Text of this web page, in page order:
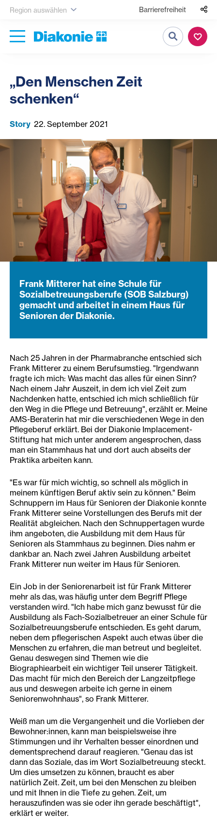
Region auswählen Barrierefreiheit
Suche
„Den Menschen Zeit
schenken“
Story 22. September 2021
Frank Mitterer hat eine Schule für
Sozialbetreuungsberufe (SOB Salzburg)
gemacht und arbeitet in einem Haus für
Senioren der Diakonie.
Nach 25 Jahren in der Pharmabranche entschied sich
Frank Mitterer zu einem Berufsumstieg. "Irgendwann
fragte ich mich: Was macht das alles für einen Sinn?
Nach einem Jahr Auszeit, in dem ich viel Zeit zum
Nachdenken hatte, entschied ich mich schließlich für
den Weg in die Pflege und Betreuung", erzählt er. Meine
AMS-Beraterin hat mir die verschiedenen Wege in den
Pflegeberuf erklärt. Bei der Diakonie Implacement-
Stiftung hat mich unter anderem angesprochen, dass
man ein Stammhaus hat und dort auch abseits der
Praktika arbeiten kann.
"Es war für mich wichtig, so schnell als möglich in
meinem künftigen Beruf aktiv sein zu können." Beim
Schnuppern im Haus für Senioren der Diakonie konnte
Frank Mitterer seine Vorstellungen des Berufs mit der
Realität abgleichen. Nach den Schnuppertagen wurde
ihm angeboten, die Ausbildung mit dem Haus für
Senioren als Stammhaus zu beginnen. Dies nahm er
dankbar an. Nach zwei Jahren Ausbildung arbeitet
Frank Mitterer nun weiter im Haus für Senioren.
Ein Job in der Seniorenarbeit ist für Frank Mitterer
mehr als das, was häufig unter dem Begriff Pflege
verstanden wird. "Ich habe mich ganz bewusst für die
Ausbildung als Fach-Sozialbetreuer an einer Schule für
Sozialbetreuungsberufe entschieden. Es geht darum,
neben dem pflegerischen Aspekt auch etwas über die
Menschen zu erfahren, die man betreut und begleitet.
Genau deswegen sind Themen wie die
Biographiearbeit ein wichtiger Teil unserer Tätigkeit.
Das macht für mich den Bereich der Langzeitpflege
aus und deswegen arbeite ich gerne in einem
Seniorenwohnhaus", so Frank Mitterer.
Weiß man um die Vergangenheit und die Vorlieben der
Bewohner:innen, kann man beispielsweise ihre
Stimmungen und ihr Verhalten besser einordnen und
dementsprechend darauf reagieren. "Genau das ist
dann das Soziale, das im Wort Sozialbetreuung steckt.
Um dies umsetzen zu können, braucht es aber
natürlich Zeit. Zeit, um bei den Menschen zu bleiben
und mit Ihnen in die Tiefe zu gehen. Zeit, um
herauszufinden was sie oder ihn gerade beschäftigt",
erklärt er weiter.